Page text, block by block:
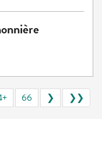
66 ❯ ❯❯